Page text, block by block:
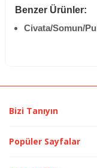
Benzer Ürünler:
Civata/Somun/Pul
Bizi Tanıyın
Popüler Sayfalar